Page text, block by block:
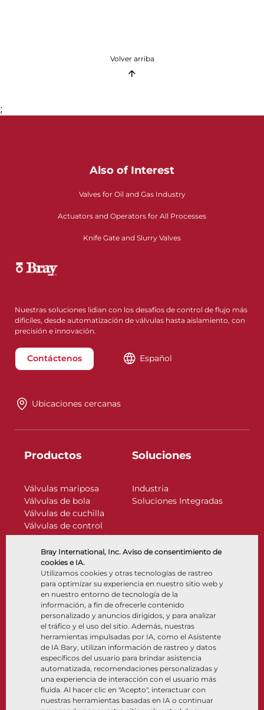
Bray International, Inc. Aviso de consentimiento de
cookies e IA.
Utilizamos cookies y otras tecnologías de rastreo
para optimizar su experiencia en nuestro sitio web y
en nuestro entorno de tecnología de la
información, a fin de ofrecerle contenido
personalizado y anuncios dirigidos, y para analizar
el tráfico y el uso del sitio. Además, nuestras
herramientas impulsadas por IA, como el Asistente
de IA Bary, utilizan información de rastreo y datos
específicos del usuario para brindar asistencia
automatizada, recomendaciones personalizadas y
una experiencia de interacción con el usuario más
fluida. Al hacer clic en "Acepto", interactuar con
nuestras herramientas basadas en IA o continuar
Volver arriba
;
Also of Interest
Valves for Oil and Gas Industry
Actuators and Operators for All Processes
Knife Gate and Slurry Valves
Nuestras soluciones lidian con los desafíos de control de flujo más
difíciles, desde automatización de válvulas hasta aislamiento, con
precisión e innovación.
Contáctenos Español
Ubicaciones cercanas
Productos
Válvulas mariposa
Válvulas de bola
Válvulas de cuchilla
Válvulas de control
Válvulas de retención
Actuadores
Accesorios de control
Criogénico
Soluciones
Industria
Soluciones Integradas
Compañía
Nosotros
Ubicaciones
Asociación
Sostenibilidad
Portal del cliente
Recursos
Documentos
Centro de información
Software
Selección de materiales